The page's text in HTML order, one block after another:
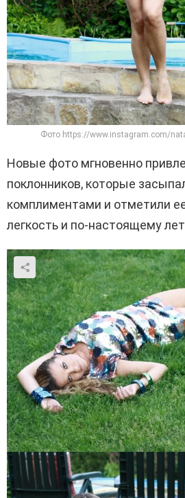
Фото https://www.instagram.com/
Новые фото мгновенно
поклонников, которые
комплиментами и отметили
легкость и по-настоящему